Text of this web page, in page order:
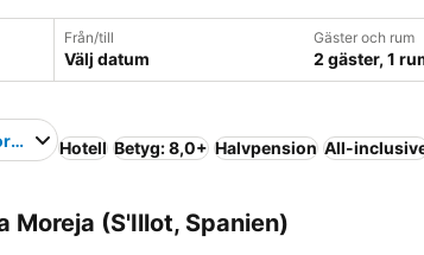
Från/till
Välj datum
Gäster och rum
2 gäster, 1
Hotell Betyg: 8,0+ Halvpension All-
Moreja (S'Illot, Spanien)